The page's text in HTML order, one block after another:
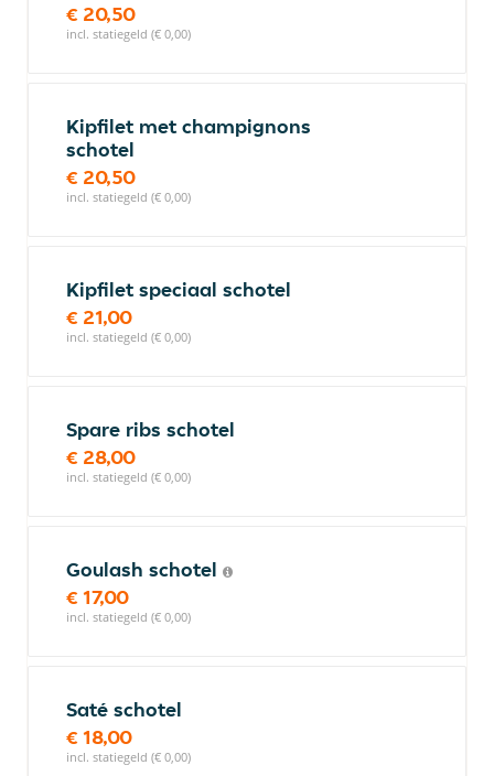
€ 20,50
incl. statiegeld (€ 0,00)
Kipfilet met champignons
schotel
€ 20,50
incl. statiegeld (€ 0,00)
Kipfilet speciaal schotel
€ 21,00
incl. statiegeld (€ 0,00)
Spare ribs schotel
€ 28,00
incl. statiegeld (€ 0,00)
Goulash schotel
€ 17,00
incl. statiegeld (€ 0,00)
Saté schotel
€ 18,00
incl. statiegeld (€ 0,00)